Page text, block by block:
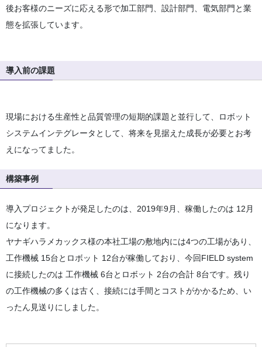
後お客様のニーズに応える形で加工部門、設計部門、電気部門と業
態を拡張しています。
導入前の課題
現場における生産性と品質管理の短期的課題と並行して、ロボット
システムインテグレータとして、将来を見据えた成長が必要とお考
えになってました。
構築事例
導入プロジェクトが発足したのは、2019年9月、稼働したのは 12月
になります。
ヤナギハラメカックス様の本社工場の敷地内には4つの工場があり、
工作機械 15台とロボット 12台が稼働しており、今回FIELD system
に接続したのは 工作機械 6台とロボット 2台の合計 8台です。残り
の工作機械の多くは古く、接続には手間とコストがかかるため、い
ったん見送りにしました。